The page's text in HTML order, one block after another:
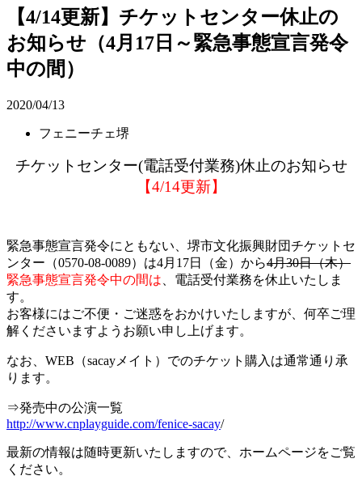
【4/14更新】チケットセンター休止の
お知らせ（4月17日～緊急事態宣言発令
中の間）
2020/04/13
フェニーチェ堺
チケットセンター(電話受付業務)休止のお知らせ
【4/14更新】
緊急事態宣言発令にともない、堺市文化振興財団チケットセ
ンター（0570-08-0089）は4月17日（金）から4月30日（木）
緊急事態宣言発令中の間は 、電話受付業務を休止いたしま
す。
お客様にはご不便・ご迷惑をおかけいたしますが、何卒ご理
解くださいますようお願い申し上げます。
なお、WEB（sacayメイト）でのチケット購入は通常通り承
ります。
⇒発売中の公演一覧
http://www.cnplayguide.com/fenice-sacay/
最新の情報は随時更新いたしますので、ホームページをご覧
ください。